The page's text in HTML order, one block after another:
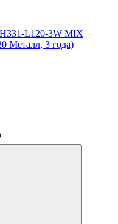
L120-3W MIX
Металл, 3 года)